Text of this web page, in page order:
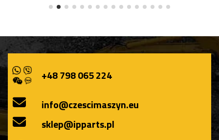
+48 798 065 224
info@czescimaszyn.eu
sklep@ipparts.pl